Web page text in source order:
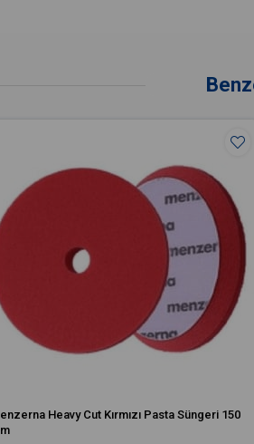
Heavy Cut Kırmızı Pasta Süngeri 150